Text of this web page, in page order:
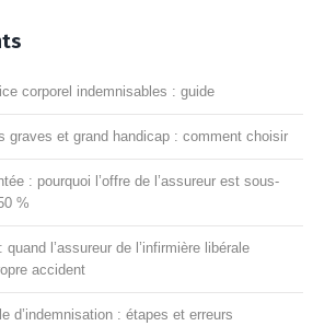
litige,
du
travail
:
quel
avocat
choisir
corporel indemnisables : guide
graves et grand handicap : comment choisir
: pourquoi l’offre de l’assureur est sous-
%
quand l’assureur de l’infirmière libérale
accident
d’indemnisation : étapes et erreurs